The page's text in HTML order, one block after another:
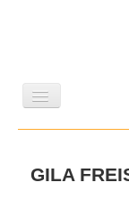
GILA